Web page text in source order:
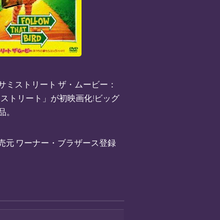
ストリート ザ・ムービー：
トリート」が初映画化!ビッグ
元 ワーナー・ブラザース登録